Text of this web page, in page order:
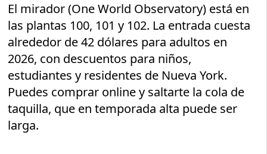
El mirador (One World Observatory) está en
las plantas 100, 101 y 102. La entrada cuesta
alrededor de 42 dólares para adultos en
2026, con descuentos para niños,
estudiantes y residentes de Nueva York.
Puedes comprar online y saltarte la cola de
taquilla, que en temporada alta puede ser
larga.